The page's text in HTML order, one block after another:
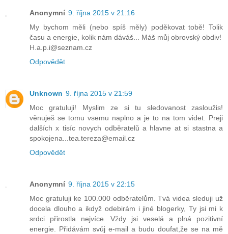
Anonymní 9. října 2015 v 21:16
My bychom měli (nebo spíš měly) poděkovat tobě! Tolik
času a energie, kolik nám dáváš... Máš můj obrovský obdiv!
H.a.p.i@seznam.cz
Odpovědět
Unknown 9. října 2015 v 21:59
Moc gratuluji! Myslim ze si tu sledovanost zasloužis!
věnuješ se tomu vsemu naplno a je to na tom videt. Preji
dalších x tisíc novych odběratelů a hlavne at si stastna a
spokojena...tea.tereza@email.cz
Odpovědět
Anonymní 9. října 2015 v 22:15
Moc gratuluji ke 100.000 odběratelům. Tvá videa sleduji už
docela dlouho a ikdyž odebirám i jiné blogerky, Ty jsi mi k
srdci přirostla nejvíce. Vždy jsi veselá a plná pozitivní
energie. Přidávám svůj e-mail a budu doufat,že se na mě